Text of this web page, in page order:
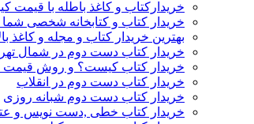
خریدارکتاب و کاغذ باطله با قیمت
خریدار کتاب و کتابخانه شخصی
بهترین خریدار کتاب و مجله و کاغذ
خریدار کتاب دست دوم در شمال
خریدار کتاب کیست؟ و روش
خریدار کتاب دست دوم در انقلاب
خریدار کتاب دست دوم شبانه روزی
خریدار کتاب خطی ,دست نویس و